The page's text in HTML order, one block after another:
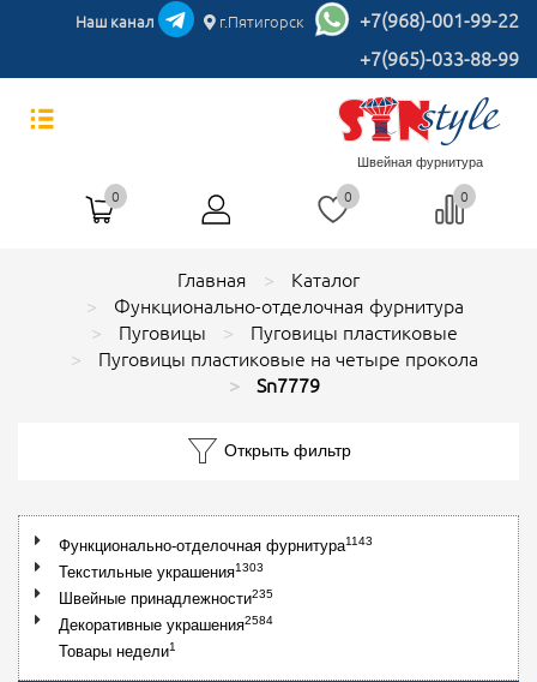
Наш канал г.Пятигорск
+7(968)-001-99-22
+7(965)-033-88-99
Швейная фурнитура
0 0 0
Главная
Каталог
Функционально-отделочная фурнитура
Пуговицы
Пуговицы пластиковые
Пуговицы пластиковые на четыре прокола
Sn7779
Открыть фильтр
Функционально-отделочная фурнитура1143
Текстильные украшения1303
Швейные принадлежности235
Декоративные украшения2584
Товары недели1